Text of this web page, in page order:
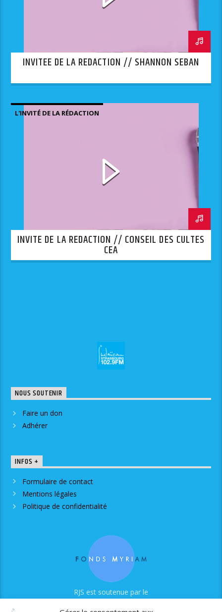
INVITEE DE LA REDACTION // SHANNON SEBAN
L'INVITÉ DE LA RÉDACTION
INVITE DE LA REDACTION // CONSEIL DES CULTES
CEA
NOUS SOUTENIR
Faire un don
Adhérer
INFOS +
Formulaire de contact
Mentions légales
Politique de confidentialité
RJS est soutenue par le